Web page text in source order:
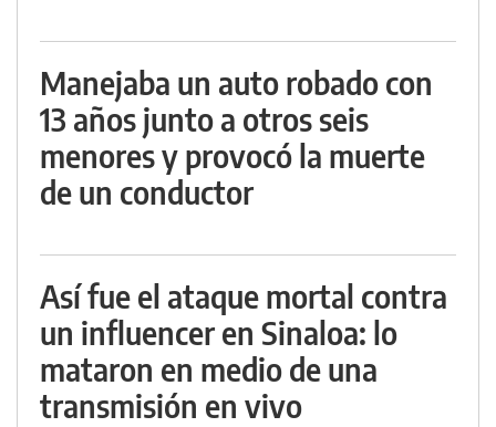
Manejaba un auto robado con
13 años junto a otros seis
menores y provocó la muerte
de un conductor
Así fue el ataque mortal contra
un influencer en Sinaloa: lo
mataron en medio de una
transmisión en vivo